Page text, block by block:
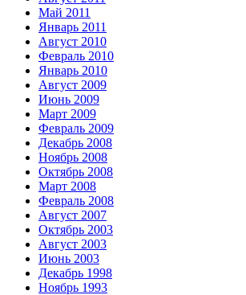
Май 2011
Январь 2011
Август 2010
Февраль 2010
Январь 2010
Август 2009
Июнь 2009
Март 2009
Февраль 2009
Декабрь 2008
Ноябрь 2008
Октябрь 2008
Март 2008
Февраль 2008
Август 2007
Октябрь 2003
Август 2003
Июнь 2003
Декабрь 1998
Ноябрь 1993